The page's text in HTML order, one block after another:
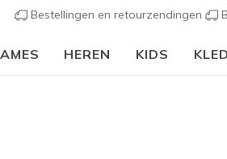
Bestellingen en retourzendingen
HEREN KIDS